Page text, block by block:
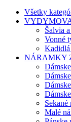
Všetky
Šalvia
Vonné
NÁRAMKY
Sekané
Malé